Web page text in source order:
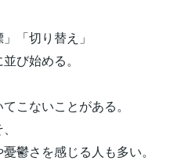
「切り替え」
び始める。
こないことがある。
鬱さを感じる人も多い。